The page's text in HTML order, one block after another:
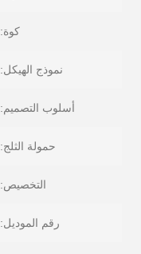
كوة:
نموذج الهيكل:
أسلوب التصميم:
حمولة الثلج:
التخصيص:
رقم الموديل: